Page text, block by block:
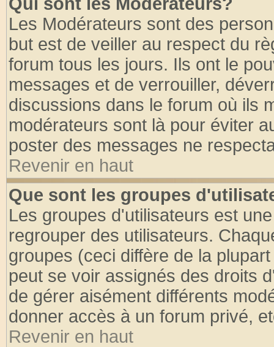
Les Modérateurs sont des
but est de veiller au respect du
forum tous les jours. Ils ont le
messages et de verrouiller,
discussions dans le forum où ils
modérateurs sont là pour éviter
poster des messages ne
Revenir en haut
Que sont les groupes
Les groupes d'utilisateurs est
regrouper des utilisateurs.
groupes (ceci diffère de la
peut se voir assignés des droits
de gérer aisément différents
donner accès à un forum privé,
Revenir en haut